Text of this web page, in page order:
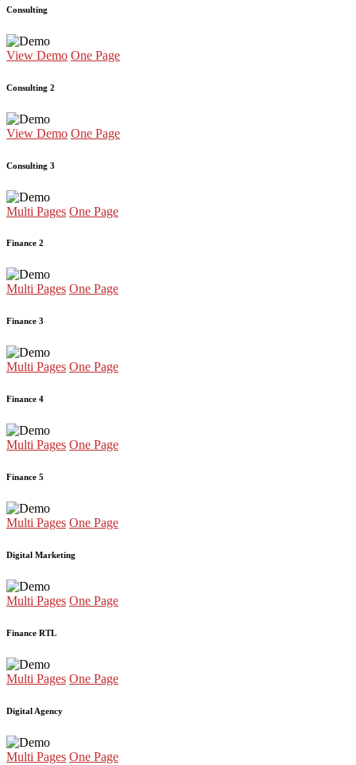
Consulting
View Demo One Page
Consulting 2
View Demo One Page
Consulting 3
Multi Pages One Page
Finance 2
Multi Pages One Page
Finance 3
Multi Pages One Page
Finance 4
Multi Pages One Page
Finance 5
Multi Pages One Page
Digital Marketing
Multi Pages One Page
Finance RTL
Multi Pages One Page
Digital Agency
Multi Pages One Page